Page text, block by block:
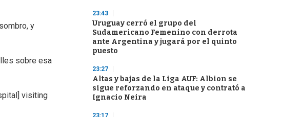
y
sobre esa
visiting
23:43
Uruguay cerró el grupo del
Sudamericano Femenino con derrota
ante Argentina y jugará por el quinto
puesto
23:27
Altas y bajas de la Liga AUF: Albion se
sigue reforzando en ataque y contrató a
Ignacio Neira
23:17